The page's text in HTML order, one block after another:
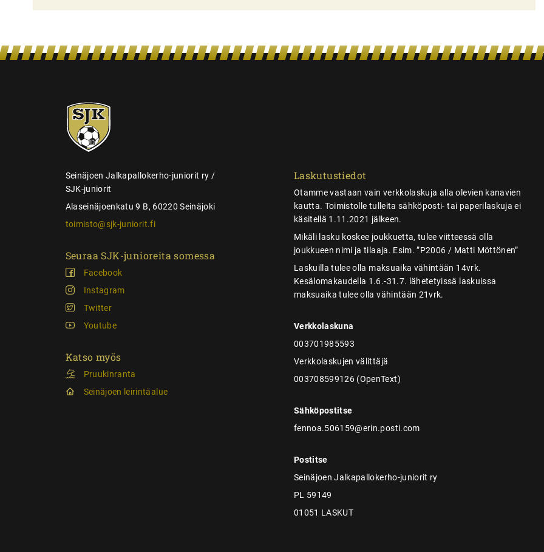
n
SJK-
juniorit
Seinäjoen Jalkapallokerho-juniorit ry /
SJK-juniorit
Alaseinäjoenkatu 9 B, 60220 Seinäjoki
toimisto@sjk-juniorit.fi
Seuraa SJK-junioreita somessa
Facebook
Instagram
Twitter
Youtube
Katso myös
Pruukinranta
Seinäjoen leirintäalue
Laskutustiedot
Otamme vastaan vain verkkolaskuja alla olevien kanavien
kautta. Toimistolle tulleita sähköposti- tai paperilaskuja ei
käsitellä 1.11.2021 jälkeen.
Mikäli lasku koskee joukkuetta, tulee viitteessä olla
joukkueen nimi ja tilaaja. Esim. ”P2006 / Matti Möttönen”
Laskuilla tulee olla maksuaika vähintään 14vrk.
Kesälomakaudella 1.6.-31.7. lähetetyissä laskuissa
maksuaika tulee olla vähintään 21vrk.
Verkkolaskuna
003701985593
Verkkolaskujen välittäjä
003708599126 (OpenText)
Sähköpostitse
fennoa.506159@erin.posti.com
Postitse
Seinäjoen Jalkapallokerho-juniorit ry
PL 59149
01051 LASKUT